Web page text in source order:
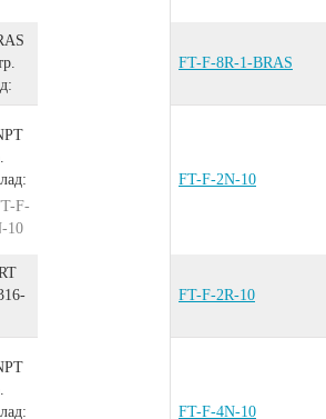
FT-F-8R-1-BRAS
FT-F-2N-10
-
FT-F-2R-10
FT-F-4N-10